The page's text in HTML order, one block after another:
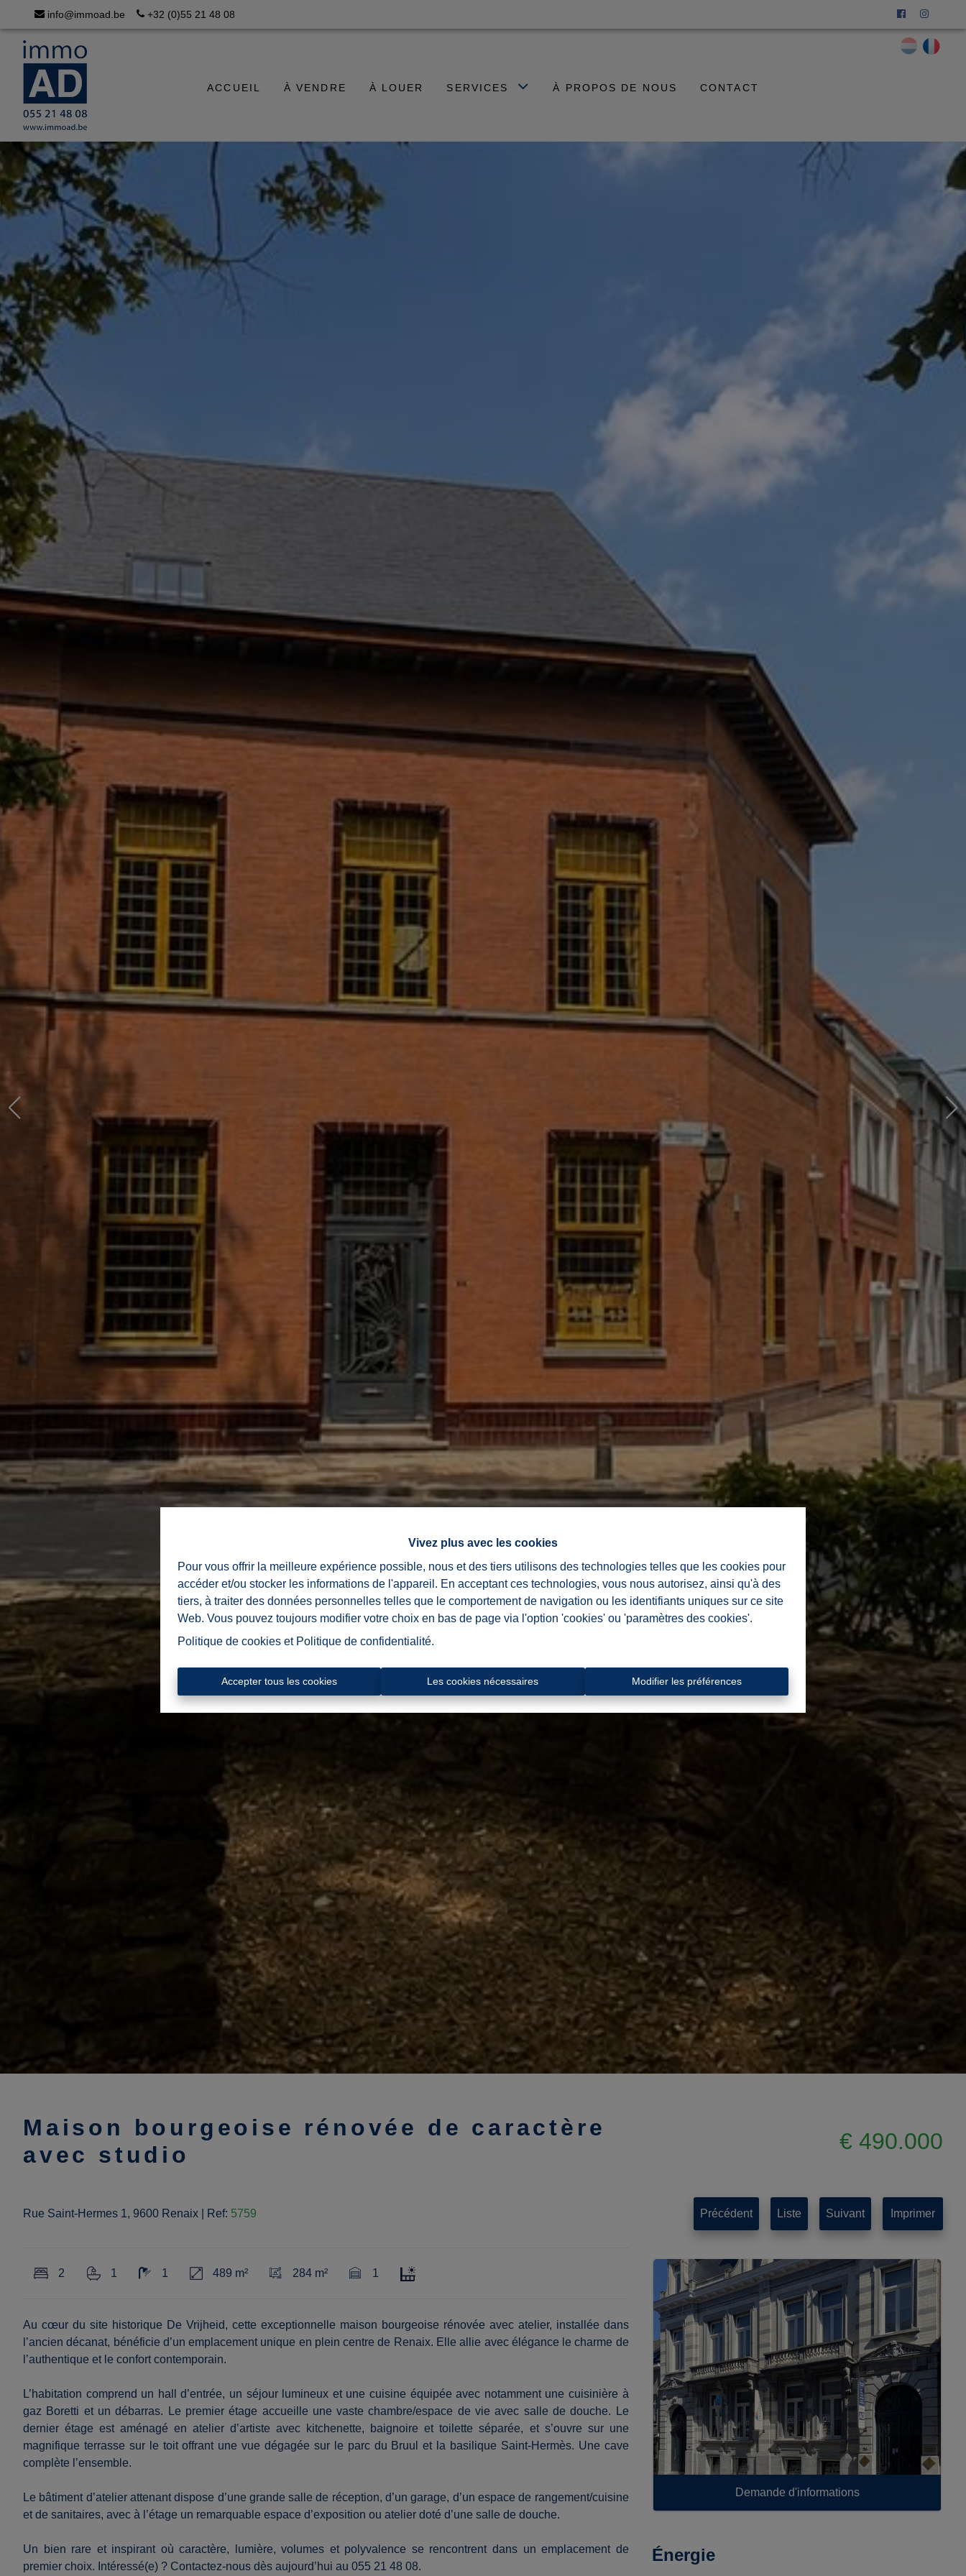
Vivez plus avec les cookies
Pour vous offrir la meilleure expérience possible, nous et des tiers utilisons des technologies telles que les cookies pour
accéder et/ou stocker les informations de l'appareil. En acceptant ces technologies, vous nous autorisez, ainsi qu'à des
tiers, à traiter des données personnelles telles que le comportement de navigation ou les identifiants uniques sur ce site
Web. Vous pouvez toujours modifier votre choix en bas de page via l'option 'cookies' ou 'paramètres des cookies'.
Politique de cookies et Politique de confidentialité.
Accepter tous les cookies Les cookies nécessaires Modifier les préférences
info@immoad.be +32 (0)55 21 48 08
ACCUEIL À VENDRE À LOUER SERVICES À PROPOS DE NOUS CONTACT
Maison bourgeoise rénovée de caractère
avec studio
€ 490.000
Rue Saint-Hermes 1, 9600 Renaix Ref: 5759 Précédent Liste Suivant Imprimer
2 1 1 489 m² 284 m² 1
Au cœur du site historique De Vrijheid, cette exceptionnelle maison bourgeoise rénovée avec atelier, installée dans
l’ancien décanat, bénéficie d’un emplacement unique en plein centre de Renaix. Elle allie avec élégance le charme de
l’authentique et le confort contemporain.
L’habitation comprend un hall d’entrée, un séjour lumineux et une cuisine équipée avec notamment une cuisinière à
gaz Boretti et un débarras. Le premier étage accueille une vaste chambre/espace de vie avec salle de douche. Le
dernier étage est aménagé en atelier d’artiste avec kitchenette, baignoire et toilette séparée, et s’ouvre sur une
magnifique terrasse sur le toit offrant une vue dégagée sur le parc du Bruul et la basilique Saint-Hermès. Une cave
complète l’ensemble.
Le bâtiment d’atelier attenant dispose d’une grande salle de réception, d’un garage, d’un espace de rangement/cuisine
et de sanitaires, avec à l’étage un remarquable espace d’exposition ou atelier doté d’une salle de douche.
Un bien rare et inspirant où caractère, lumière, volumes et polyvalence se rencontrent dans un emplacement de
premier choix. Intéressé(e) ? Contactez-nous dès aujourd’hui au 055 21 48 08.
Demande d'informations
Énergie